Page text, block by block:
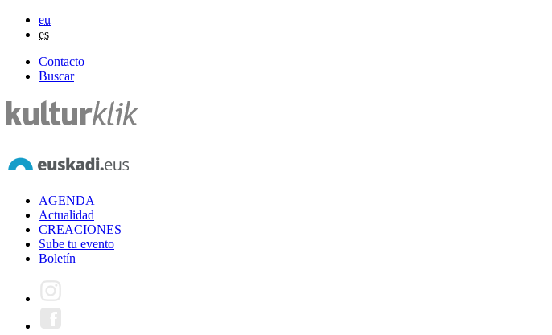
eu
es
Contacto
Buscar
AGENDA
Actualidad
CREACIONES
Sube tu evento
Boletín